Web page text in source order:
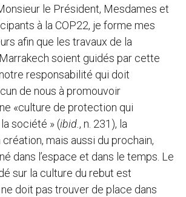
le Président, Mesdames et
à la COP22, je forme mes
afin que les travaux de la
soient guidés par cette
responsabilité qui doit
de nous à promouvoir
«culture de protection qui
société » (ibid., n. 231), la
mais aussi du prochain,
dans l’espace et dans le temps. Le
sur la culture du rebut est
doit pas trouver de place dans